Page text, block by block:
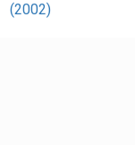
(2002)